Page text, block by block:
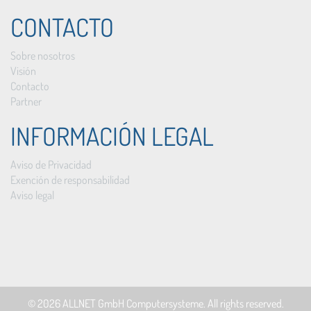
CONTACTO
Sobre nosotros
Visión
Contacto
Partner
INFORMACIÓN LEGAL
Aviso de Privacidad
Exención de responsabilidad
Aviso legal
© 2026ALLNET GmbH Computersysteme. All rights reserved.